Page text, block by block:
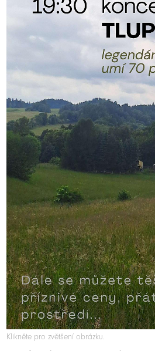
Klikněte pro zvětšení obrázku.